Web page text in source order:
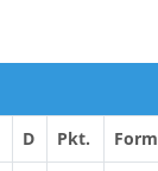
D Pkt. Form